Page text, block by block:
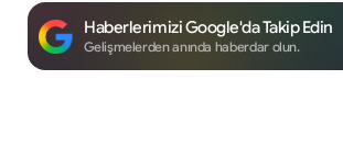
Haberlerimizi Google'da Takip Edin
Gelişmelerden anında haberdar olun.